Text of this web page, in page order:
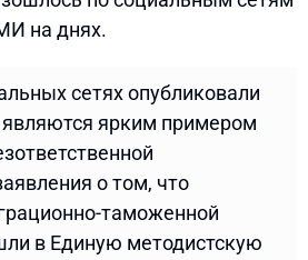
на днях.
сетях опубликовали
ярким примером
о том, что
таможенной
в Единую методистскую